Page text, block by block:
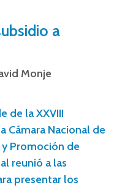
a
Monje
de la XXVIII
Cámara Nacional de
Promoción de
reunió a las
presentar los